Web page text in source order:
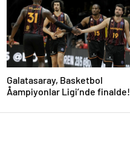
Galatasaray, Basketbol
Åampiyonlar Ligi’nde finalde!